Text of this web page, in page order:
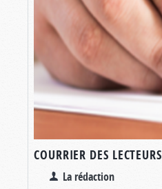
COURRIER DES LECTEURS
La rédaction